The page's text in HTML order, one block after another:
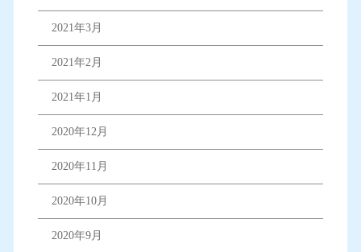
2021年3月
2021年2月
2021年1月
2020年12月
2020年11月
2020年10月
2020年9月